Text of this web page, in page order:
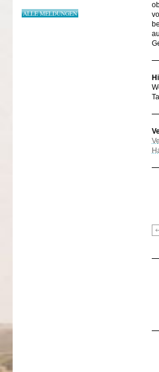
ALLE MELDUNGEN